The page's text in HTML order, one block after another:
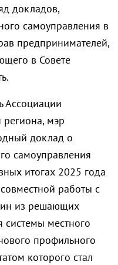
докладов,
самоуправления в
предпринимателей,
в Совете
Ассоциации
мэр
доклад о
самоуправления
итогах 2025 года
работы с
из решающих
системы местного
профильного
которого стал